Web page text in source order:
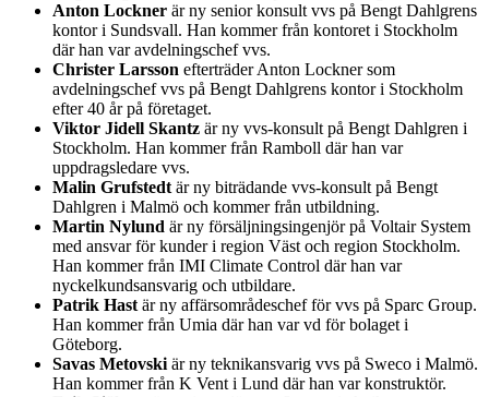
Anton Lockner är ny senior konsult vvs på Bengt Dahlgrens
kontor i Sundsvall. Han kommer från kontoret i Stockholm
där han var avdelningschef vvs.
Christer Larsson efterträder Anton Lockner som
avdelningschef vvs på Bengt Dahlgrens kontor i Stockholm
efter 40 år på företaget.
Viktor Jidell Skantz är ny vvs-konsult på Bengt Dahlgren i
Stockholm. Han kommer från Ramboll där han var
uppdragsledare vvs.
Malin Grufstedt är ny biträdande vvs-konsult på Bengt
Dahlgren i Malmö och kommer från utbildning.
Martin Nylund är ny försäljningsingenjör på Voltair System
med ansvar för kunder i region Väst och region Stockholm.
Han kommer från IMI Climate Control där han var
nyckelkundsansvarig och utbildare.
Patrik Hast är ny affärsområdeschef för vvs på Sparc Group.
Han kommer från Umia där han var vd för bolaget i
Göteborg.
Savas Metovski är ny teknikansvarig vvs på Sweco i Malmö.
Han kommer från K Vent i Lund där han var konstruktör.